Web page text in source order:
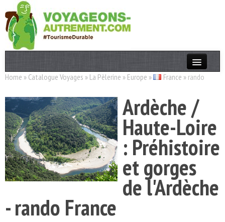
Actualités
T. Responsable
Destinations
Acteurs
Thèmes
Home » Catalogue Voyages » La Pèlerine » Europe » France » rando
Ardèche /
Haute-Loire
: Préhistoire
et gorges
de l'Ardèche
- rando France